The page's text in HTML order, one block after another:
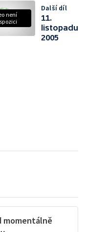
není
Další díl
11.
listopadu
2005
momentálně